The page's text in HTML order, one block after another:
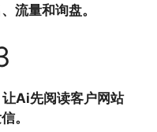
流量和询盘。
Ai先阅读客户网站
。